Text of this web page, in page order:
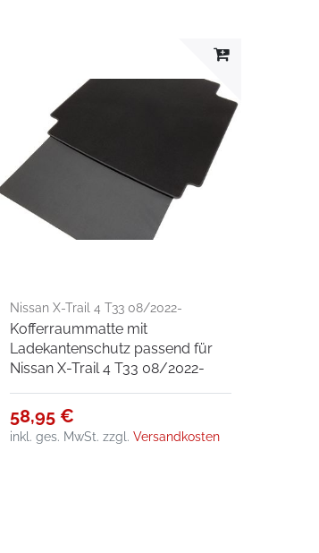
Nissan X-Trail 4 T33 08/2022-
Kofferraummatte mit
Ladekantenschutz passend für
Nissan X-Trail 4 T33 08/2022-
58,95 €
inkl. ges. MwSt. zzgl.Versandkosten